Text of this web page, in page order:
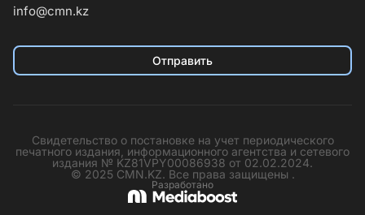
info@cmn.kz
Отправить
Свидетельство о постановке на учет периодического
печатного издания, информационного агентства и сетевого
издания № KZ81VPY00086938 от 02.02.2024.
© 2025 CMN.KZ. Все права защищены .
Разработано